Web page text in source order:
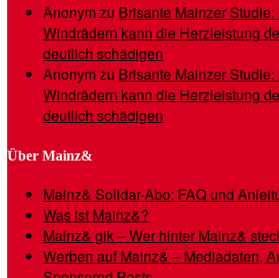
Anonymzu Brisante Mainzer
Windrädern kann die Herzleistung
deutlich schädigen
Anonymzu Brisante Mainzer
Windrädern kann die Herzleistung
deutlich schädigen
Über Mainz&
Mainz& Solidar-Abo: FAQ und
Was ist Mainz&?
Mainz& gik – Wer hinter Mainz&
Werben auf Mainz& – Mediadaten,